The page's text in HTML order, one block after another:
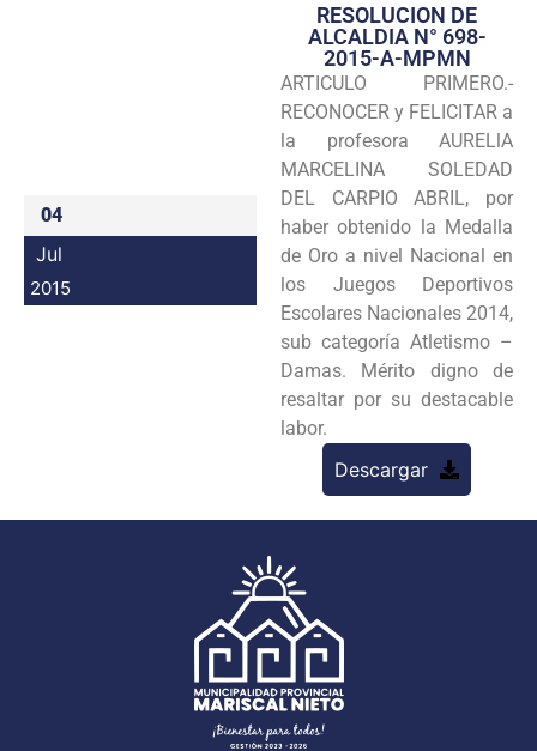
Transparencia
Seguridad
Programas
Intranet
04
Jul
2015
RESOLUCION DE
ALCALDIA N° 698-
2015-A-MPMN
ARTICULO PRIMERO.-
RECONOCER y FELICITAR a
la profesora AURELlA
MARCELINA SOLEDAD
DEL CARPIO ABRIL, por
haber obtenido la Medalla
de Oro a nivel Nacional en
los Juegos Deportivos
Escolares Nacionales 2014,
sub categoría Atletismo –
Damas. Mérito digno de
resaltar por su destacable
labor.
Descargar